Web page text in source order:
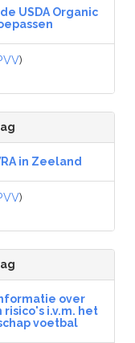
USDA Organic
)
in Zeeland
)
over
i.v.m. het
voetbal